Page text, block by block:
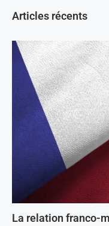
Articles récents
La relation franco-